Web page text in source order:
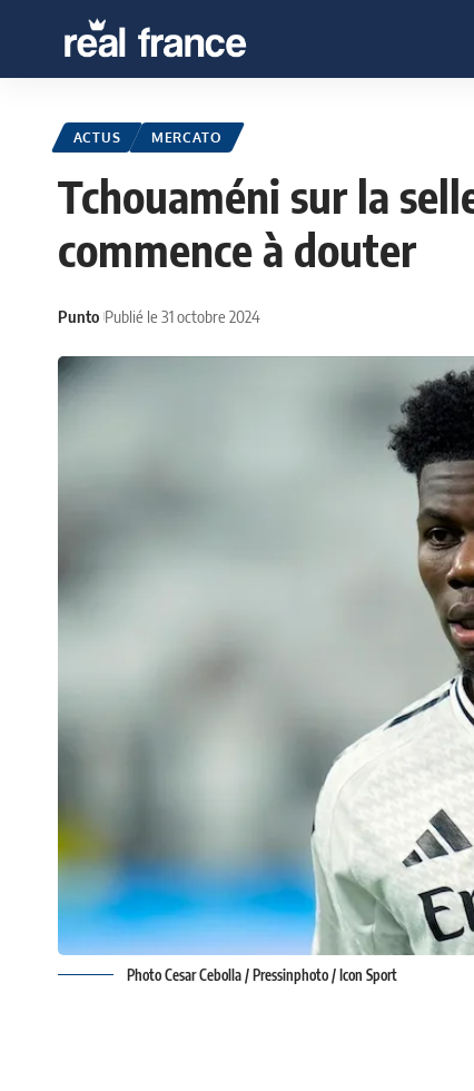
ACTUS MERCATO
Tchouaméni sur la
commence à douter
Punto Publié le 31 octobre 2024
Photo Cesar Cebolla / Pressinphoto / Icon Sport